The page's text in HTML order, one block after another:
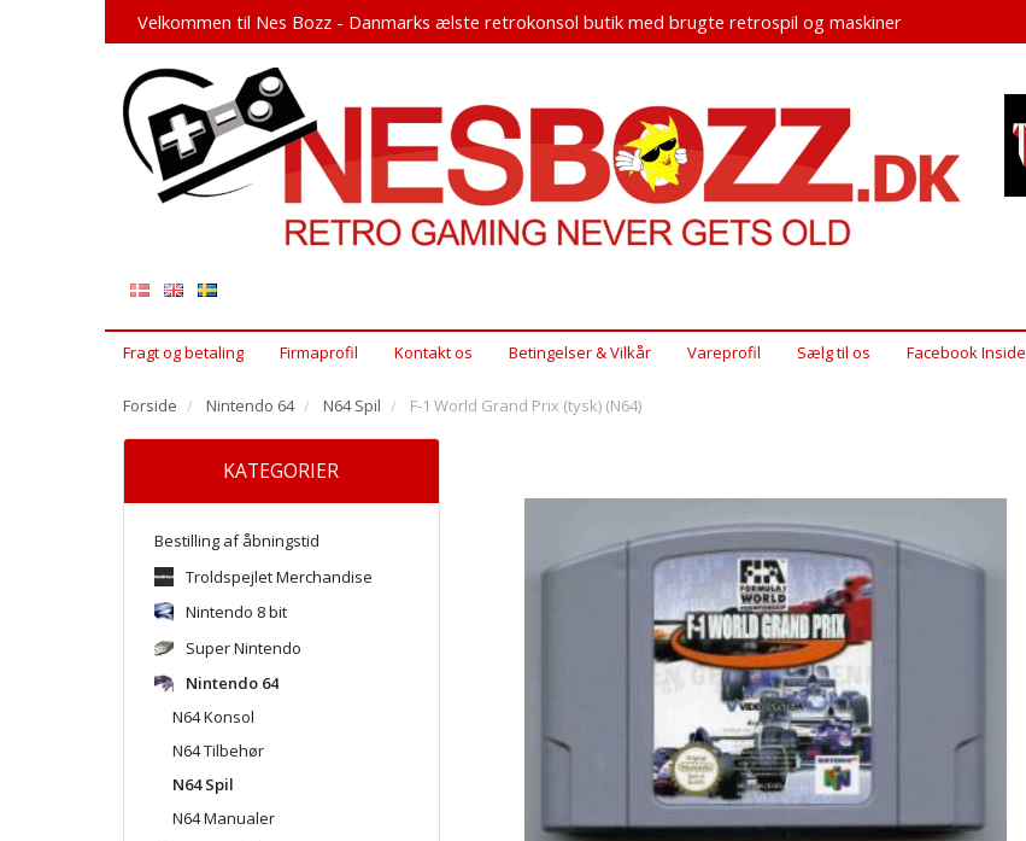
Velkommen til Nes Bozz - Danmarks ælste retrokonsol butik med brugte retrospil og maskiner
Fragt og betaling Firmaprofil Kontakt os Betingelser & Vilkår Vareprofil Sælg til os Facebook Inside
Forside Nintendo 64 N64 Spil F-1 World Grand Prix (tysk) (N64)
KATEGORIER
Bestilling af åbningstid
Troldspejlet Merchandise
Nintendo 8 bit
Super Nintendo
Nintendo 64
N64 Konsol
N64 Tilbehør
N64 Spil
N64 Manualer